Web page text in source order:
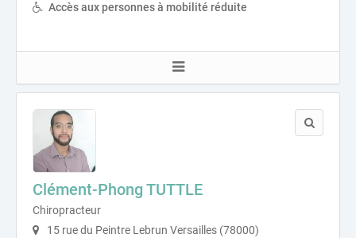
Accès aux personnes à mobilité réduite
Clément-Phong TUTTLE
Chiropracteur
15 rue du Peintre Lebrun Versailles (78000)